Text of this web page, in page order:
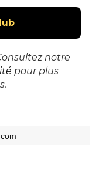
notre
pour plus